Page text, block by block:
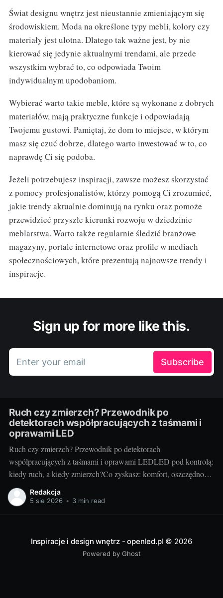
Świat designu wnętrz jest nieustannie zmieniającym się
środowiskiem. Moda na określone typy mebli, kolory czy
materiały jest ulotna. Dlatego tak ważne jest, by nie
kierować się jedynie aktualnymi trendami, ale przede
wszystkim wybrać to, co odpowiada Twoim
indywidualnym upodobaniom.
Wybierać warto takie meble, które są wykonane z dobrych
materiałów, mają praktyczne funkcje i odpowiadają
Twojemu gustowi. Pamiętaj, że dom to miejsce, w którym
masz się czuć dobrze, dlatego warto inwestować w to, co
naprawdę Ci się podoba.
Jeżeli potrzebujesz inspiracji, zawsze możesz skorzystać
z pomocy profesjonalistów, którzy pomogą Ci zrozumieć,
jakie trendy aktualnie dominują na rynku oraz pomoże
przewidzieć przyszłe kierunki rozwoju w dziedzinie
meblarstwa. Warto także regularnie śledzić branżowe
magazyny, portale internetowe oraz profile w mediach
społecznościowych, które prezentują najnowsze trendy i
inspiracje.
Sign up for more like this.
Enter your email Subscribe
Ruch czy zmierzch? Przewodnik po
detektorach współpracujących z taśmami i
oprawami LED
Ruch czy zmierzch? Przewodnik po detektorach
współpracujących z taśmami i oprawami LEDLED pod kontrolą:
kiedy ruch, a kiedy zmierzch?Co zyskasz: komfort, oszczędność
energii, bezpieczeństwoAutomatyczne sterowanie światłem to
mały detal, który zmienia codzienność. Wygoda (światło włącza
Redakcja
5 sie 2026 • 3 min read
Inspiracje i design wnętrz - openled.pl © 2026
Powered by Ghost